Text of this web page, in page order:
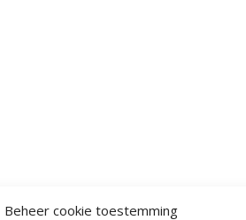
Beheer cookie toestemming